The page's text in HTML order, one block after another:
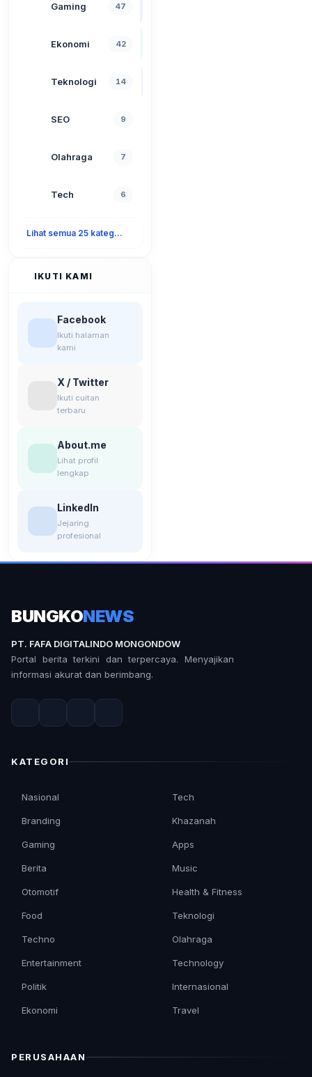
Gaming 47
Ekonomi 42
Teknologi 14
SEO 9
Olahraga 7
Tech 6
Lihat semua 25 kategori
IKUTI KAMI
Facebook
Ikuti halaman
kami
X / Twitter
Ikuti cuitan
terbaru
About.me
Lihat profil
lengkap
LinkedIn
Jejaring
profesional
BUNGKONEWS
PT. FAFA DIGITALINDO MONGONDOW
Portal berita terkini dan terpercaya. Menyajikan
informasi akurat dan berimbang.
KATEGORI
Nasional
Branding
Gaming
Berita
Otomotif
Tech
Khazanah
Apps
Music
Health & Fitness
Food
Techno
Entertainment
Politik
Ekonomi
Teknologi
Olahraga
Technology
Internasional
Travel
PERUSAHAAN